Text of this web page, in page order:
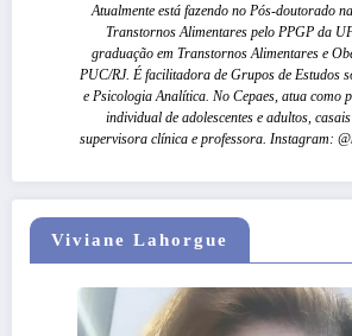
Atualmente está fazendo no Pós-doutorado
Transtornos Alimentares pelo PPGP da
graduação em Transtornos Alimentares e
PUC/RJ. É facilitadora de Grupos de Estudos
e Psicologia Analítica. No Cepaes, atua como
individual de adolescentes e adultos,
supervisora clínica e professora. Instagram:
Viviane Lahorgue